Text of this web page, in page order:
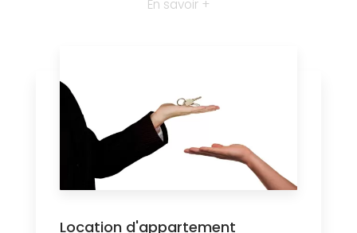
En savoir +
Location d'appartement